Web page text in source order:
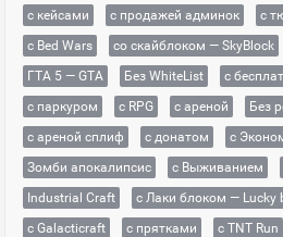
с кейсами
с продажей админок с
с Bed Wars
со скайблоком — SkyBlock
ГТА 5 — GTA
Без WhiteList
с
с паркуром
с RPG с ареной
Без
с ареной сплиф
с донатом с
Зомби апокалипсис
с Выживанием
Industrial Craft
с Лаки блоком — Lucky
с Galacticraft
с прятками с TNT Run